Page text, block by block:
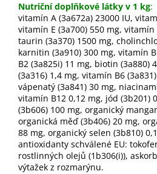
Nutriční doplňkové látky v 1 kg:
vitamín A (3a672a) 23000 IU,
vitamín E (3a700) 550 mg, vitamín
taurin (3a370) 1500 mg,
karnitin (3a910) 300 mg, vitamín
B2 (3a825i) 11 mg, biotin (3a880)
(3a316) 1,4 mg, vitamín B6
vápenatý (3a841) 30 mg,
vitamín B12 0,12 mg, jód (3b201)
(3b606) 100 mg, organický
organická měď (3b406) 20 mg,
88 mg, organický selen (3b810)
antioxidanty schválené EU:
rostlinných olejů (1b306(i)),
výtažek z rozmarýnu.